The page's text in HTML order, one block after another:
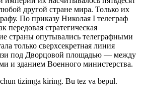
другой стране мира. Только их
По приказу Николая I телеграф
передовая стратегическая
страны опутывались телеграфными
только сверхсекретная линия
под Дворцовой площадью — между
и зданием Военного министерства.
tizimga kiring. Bu tez va bepul.